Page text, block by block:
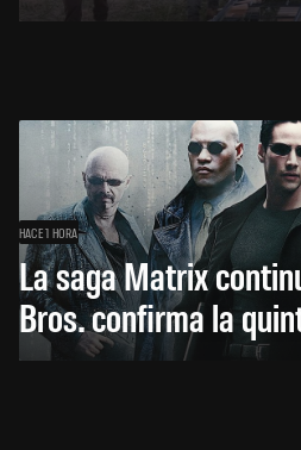
HACE 1 HORA
La saga Matrix
Bros. confirma la